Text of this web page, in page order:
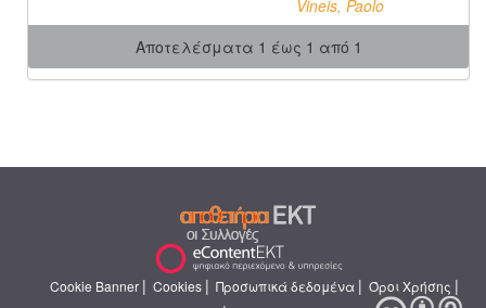
Vineis, Paolo
Αποτελέσματα 1 έως 1 από 1
Cookie Banner | Cookies | Προσωπικά δεδομένα | Όροι Χρήσης |